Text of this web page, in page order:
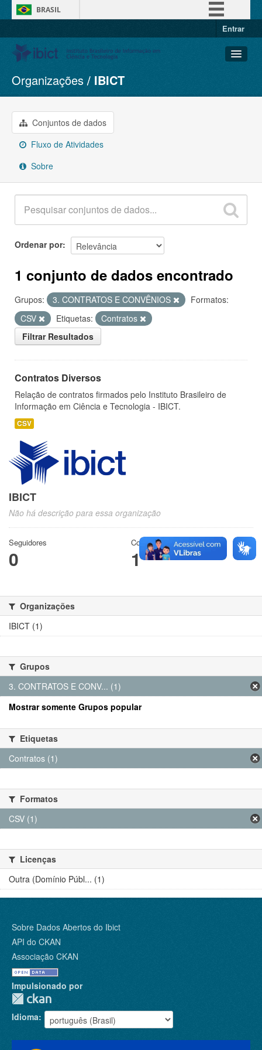
BRASIL
Entrar
Conjuntos de dados
Organizações
Grupos
Sobre
Organizações IBICT
Conjuntos de dados
Fluxo de Atividades
Sobre
Ordenar por
1 conjunto de dados encontrado
Grupos: 3. CONTRATOS E CONVÊNIOS
Formatos:
CSV
Etiquetas:
Contratos
Filtrar Resultados
Contratos Diversos
Relação de contratos firmados pelo Instituto Brasileiro de
Informação em Ciência e Tecnologia - IBICT.
CSV
IBICT
Não há descrição para essa organização
Seguidores
0
Conjuntos de dados
1
Organizações
IBICT (1)
Grupos
3. CONTRATOS E CONV... (1)
Mostrar somente Grupos popular
Etiquetas
Contratos (1)
Formatos
CSV (1)
Licenças
Outra (Domínio Públ... (1)
Sobre Dados Abertos do Ibict
API do CKAN
Associação CKAN
Impulsionado por
Idioma